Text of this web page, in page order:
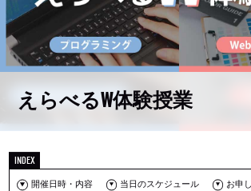
開催日時・内容 当日のスケジュール お申
えらべるW体験授業